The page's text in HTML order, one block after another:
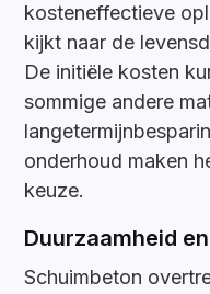
kosteneffectieve
kijkt naar de
De initiële kosten
sommige andere
onderhoud maken
keuze.
Duurzaamheid
Schuimbeton